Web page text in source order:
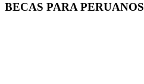
BECAS PARA PERUANOS